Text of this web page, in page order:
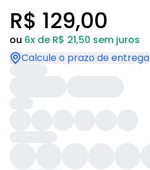
R$ 129,00
ou 6x de R$ 21,50 sem juros
Calcule o prazo de entrega